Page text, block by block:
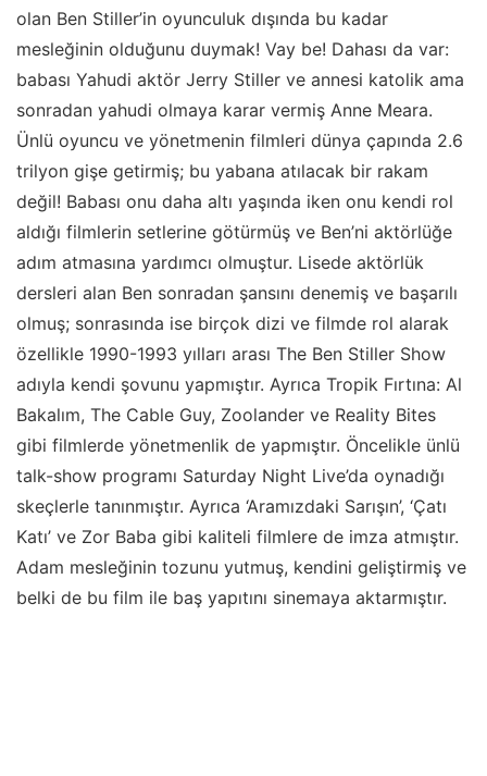
olan Ben Stiller’in oyunculuk dışında bu kadar
mesleğinin olduğunu duymak! Vay be! Dahası da var:
babası Yahudi aktör Jerry Stiller ve annesi katolik ama
sonradan yahudi olmaya karar vermiş Anne Meara.
Ünlü oyuncu ve yönetmenin filmleri dünya çapında 2.6
trilyon gişe getirmiş; bu yabana atılacak bir rakam
değil! Babası onu daha altı yaşında iken onu kendi rol
aldığı filmlerin setlerine götürmüş ve Ben’ni aktörlüğe
adım atmasına yardımcı olmuştur. Lisede aktörlük
dersleri alan Ben sonradan şansını denemiş ve başarılı
olmuş; sonrasında ise birçok dizi ve filmde rol alarak
özellikle 1990-1993 yılları arası The Ben Stiller Show
adıyla kendi şovunu yapmıştır. Ayrıca Tropik Fırtına: Al
Bakalım, The Cable Guy, Zoolander ve Reality Bites
gibi filmlerde yönetmenlik de yapmıştır. Öncelikle ünlü
talk-show programı Saturday Night Live’da oynadığı
skeçlerle tanınmıştır. Ayrıca ‘Aramızdaki Sarışın’, ‘Çatı
Katı’ ve Zor Baba gibi kaliteli filmlere de imza atmıştır.
Adam mesleğinin tozunu yutmuş, kendini geliştirmiş ve
belki de bu film ile baş yapıtını sinemaya aktarmıştır.